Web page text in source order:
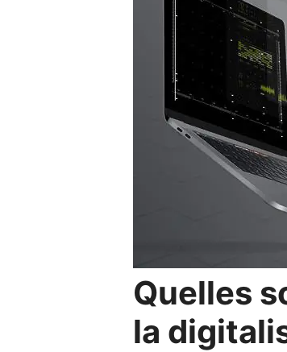
Quelles
la